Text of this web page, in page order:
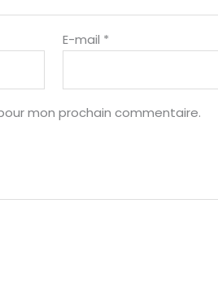
E-mail *
mon prochain commentaire.